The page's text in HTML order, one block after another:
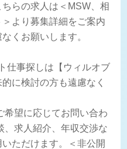
らの求人は＜MSW、相
より募集詳細をご案内
くお願いします。
仕事探しは【ウィルオブ
に検討の方も遠慮なく
希望に応じてお問い合わ
、求人紹介、年収交渉な
ただけます。＜非公開